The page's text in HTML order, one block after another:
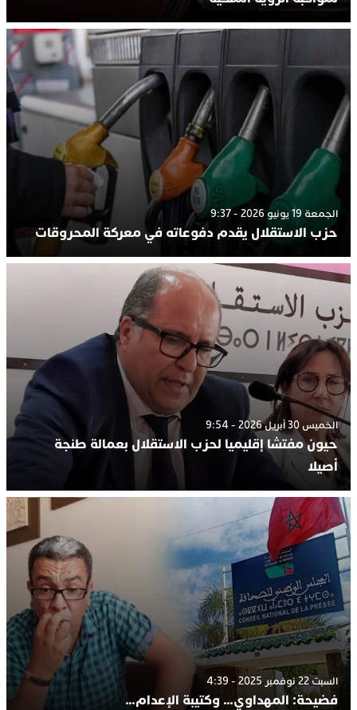
الجمعة 19 يونيو 2026 - 9:37
حزب الاستقلال يقدم دفوعاته في معركة المحروقات
الخميس 30 أبريل 2026 - 9:54
حيون مفتشا إقليميا لحزب الاستقلال بعمالة طنجة
أصيلا
السبت 22 نوفمبر 2025 - 4:39
فضيحة: المهداوي… وكتيبة الإعدام…